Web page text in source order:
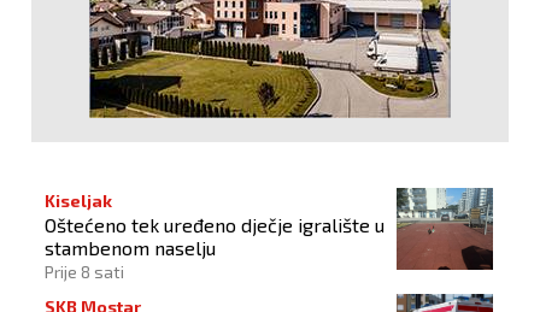
Kiseljak
Oštećeno tek uređeno dječje igralište u
stambenom naselju
Prije 8 sati
SKB Mostar